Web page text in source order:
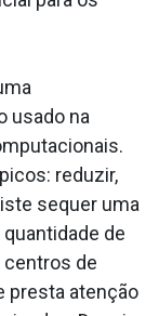
usado na
reduzir,
sequer uma
de
centros de
presta atenção